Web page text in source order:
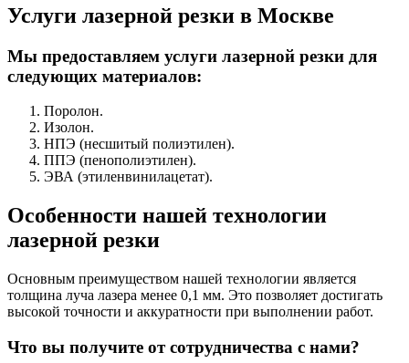
Услуги лазерной резки в Москве
Мы предоставляем услуги лазерной резки для
следующих материалов:
Поролон.
Изолон.
НПЭ (несшитый полиэтилен).
ППЭ (пенополиэтилен).
ЭВА (этиленвинилацетат).
Особенности нашей технологии
лазерной резки
Основным преимуществом нашей технологии является
толщина луча лазера менее 0,1 мм. Это позволяет достигать
высокой точности и аккуратности при выполнении работ.
Что вы получите от сотрудничества с нами?